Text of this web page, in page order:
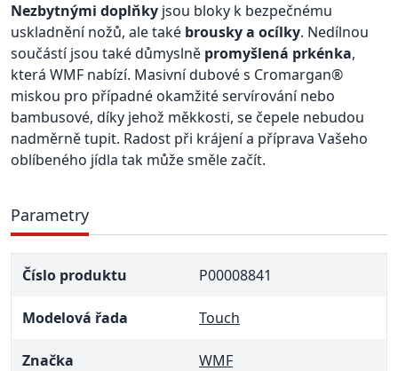
Nezbytnými doplňky jsou bloky k bezpečnému
uskladnění nožů, ale také brousky a ocílky. Nedílnou
součástí jsou také důmyslně promyšlená prkénka,
která WMF nabízí. Masivní dubové s Cromargan®
miskou pro případné okamžité servírování nebo
bambusové, díky jehož měkkosti, se čepele nebudou
nadměrně tupit. Radost při krájení a příprava Vašeho
oblíbeného jídla tak může směle začít.
Parametry
Číslo produktu P00008841
Modelová řada Touch
Značka WMF